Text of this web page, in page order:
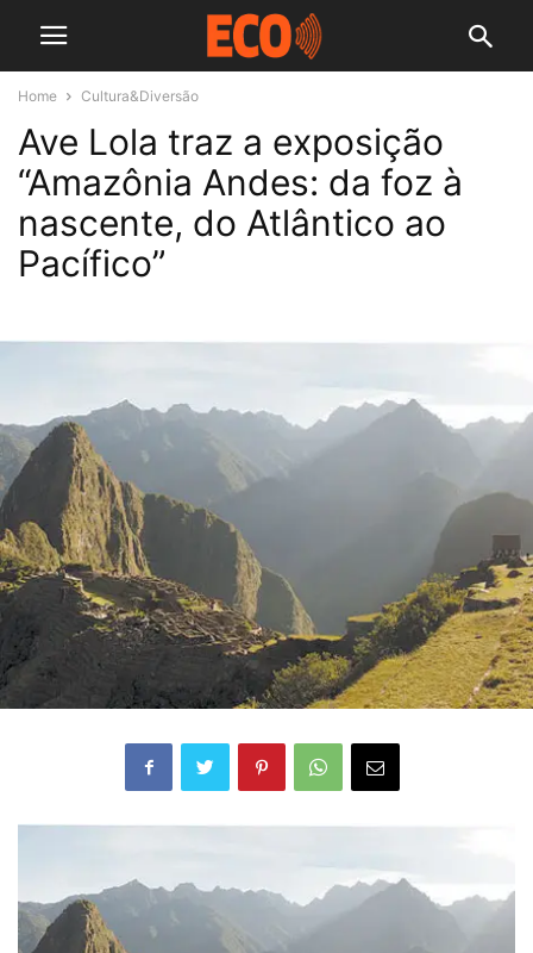
Home Cultura&Diversão
Ave Lola traz a exposição
“Amazônia Andes: da foz à
nascente, do Atlântico ao
Pacífico”